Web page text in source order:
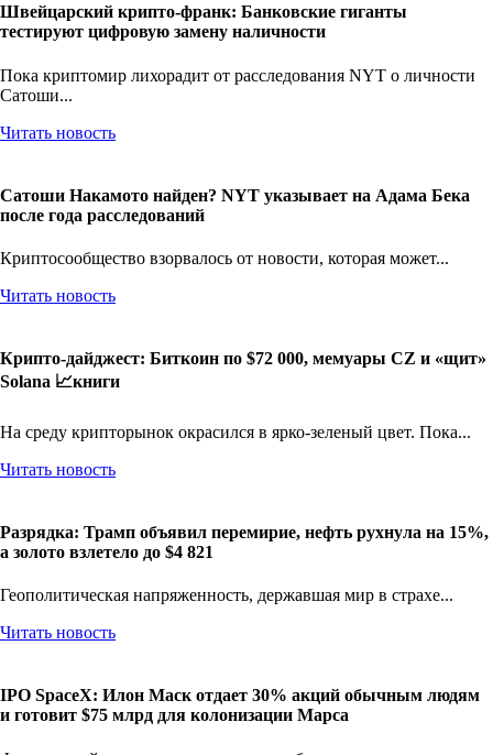
Швейцарский крипто-франк: Банковские гиганты
тестируют цифровую замену наличности
Пока криптомир лихорадит от расследования NYT о личности
Сатоши...
Читать новость
Сатоши Накамото найден? NYT указывает на Адама Бека
после года расследований
Криптосообщество взорвалось от новости, которая может...
Читать новость
Крипто-дайджест: Биткоин по $72 000, мемуары CZ и «щит»
Solana 📈книги
На среду крипторынок окрасился в ярко-зеленый цвет. Пока...
Читать новость
Разрядка: Трамп объявил перемирие, нефть рухнула на 15%,
а золото взлетело до $4 821
Геополитическая напряженность, державшая мир в страхе...
Читать новость
IPO SpaceX: Илон Маск отдает 30% акций обычным людям
и готовит $75 млрд для колонизации Марса